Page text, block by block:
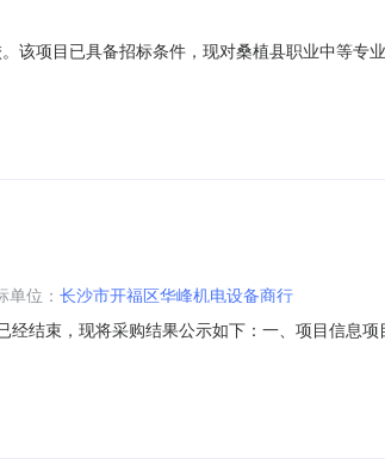
该项目已具备招标条件，现对桑植县职业中等专
季节，遵循学生成长规律和年龄特点，充分考虑学
单位： 长沙市开福区华峰机电设备商行
结束，现将采购结果公示如下：一、项目信息项
单位统一社会信用代码或组织机构代码：